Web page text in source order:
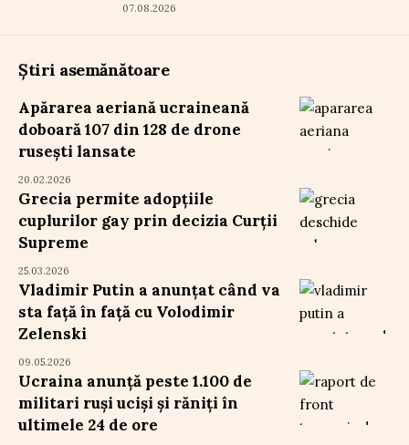
07.08.2026
Știri asemănătoare
Apărarea aeriană ucraineană
doboară 107 din 128 de drone
rusești lansate
20.02.2026
Grecia permite adopțiile
cuplurilor gay prin decizia Curții
Supreme
25.03.2026
Vladimir Putin a anunțat când va
sta față în față cu Volodimir
Zelenski
09.05.2026
Ucraina anunță peste 1.100 de
militari ruși uciși și răniți în
ultimele 24 de ore